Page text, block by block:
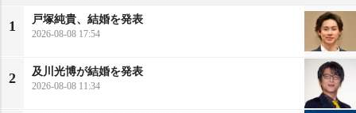
1
戸塚純貴、結婚を発表
2026-08-08 17:54
2
及川光博が結婚を発表
2026-08-08 11:34